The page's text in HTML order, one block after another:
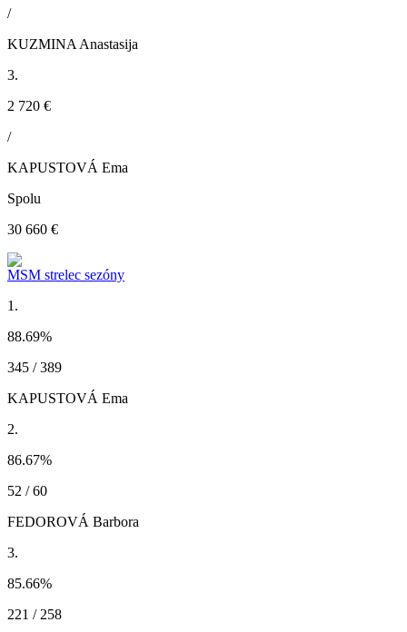
/
KUZMINA Anastasija
3.
2 720 €
/
KAPUSTOVÁ Ema
Spolu
30 660 €
MSM strelec sezóny
1.
88.69%
345 / 389
KAPUSTOVÁ Ema
2.
86.67%
52 / 60
FEDOROVÁ Barbora
3.
85.66%
221 / 258